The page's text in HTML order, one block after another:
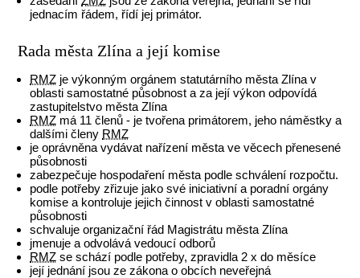
jednacím řádem, řídí jej primátor.
Rada města Zlína a její komise
RMZ je výkonným orgánem statutárního města Zlína v
oblasti samostatné působnost a za její výkon odpovídá
zastupitelstvo města Zlína
RMZ má 11 členů - je tvořena primátorem, jeho náměstky a
dalšími členy RMZ
je oprávněna vydávat nařízení města ve věcech přenesené
působnosti
zabezpečuje hospodaření města podle schválení rozpočtu.
podle potřeby zřizuje jako své iniciativní a poradní orgány
komise a kontroluje jejich činnost v oblasti samostatné
působnosti
schvaluje organizační řád Magistrátu města Zlína
jmenuje a odvolává vedoucí odborů
RMZ se schází podle potřeby, zpravidla 2 x do měsíce
její jednání jsou ze zákona o obcích neveřejná